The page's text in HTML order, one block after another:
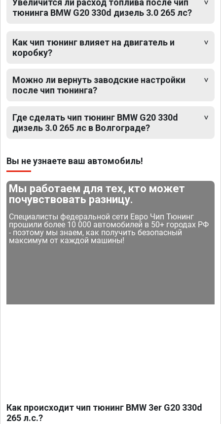
Увеличится ли расход топлива после чип
тюнинга BMW G20 330d дизель 3.0 265 лс?
Как чип тюнинг влияет на двигатель и
коробку?
Можно ли вернуть заводские настройки
после чип тюнинга?
Где сделать чип тюнинг BMW G20 330d
дизель 3.0 265 лс в Волгограде?
Вы не узнаете ваш автомобиль!
Мы работаем для тех, кто может
почувствовать разницу.
Специалисты федеральной сети Евро Чип Тюнинг
прошили более 10 000 автомобилей в 50+ городах РФ
- поэтому мы знаем, как получить безопасный
максимум от каждой машины!
Как происходит чип тюнинг BMW 3er G20 330d
265 л.с.?